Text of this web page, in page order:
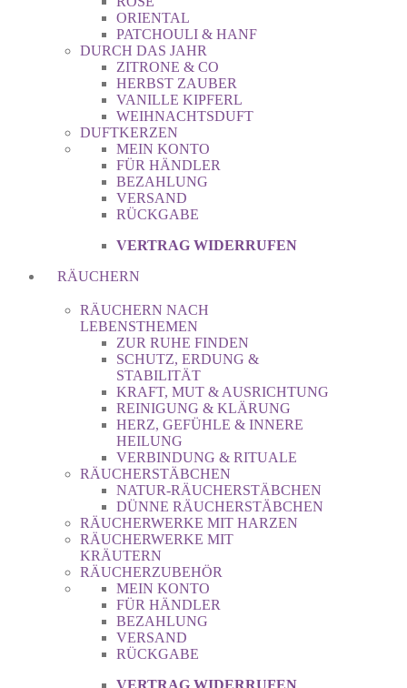
ORIENTAL
PATCHOULI & HANF
DURCH DAS JAHR
ZITRONE & CO
HERBST ZAUBER
VANILLE KIPFERL
WEIHNACHTSDUFT
DUFTKERZEN
MEIN KONTO
FÜR HÄNDLER
BEZAHLUNG
VERSAND
RÜCKGABE
VERTRAG WIDERRUFEN
RÄUCHERN
RÄUCHERN NACH
LEBENSTHEMEN
ZUR RUHE FINDEN
SCHUTZ, ERDUNG &
STABILITÄT
KRAFT, MUT & AUSRICHTUNG
REINIGUNG & KLÄRUNG
HERZ, GEFÜHLE & INNERE
HEILUNG
VERBINDUNG & RITUALE
RÄUCHERSTÄBCHEN
NATUR-RÄUCHERSTÄBCHEN
DÜNNE RÄUCHERSTÄBCHEN
RÄUCHERWERKE MIT HARZEN
RÄUCHERWERKE MIT
KRÄUTERN
RÄUCHERZUBEHÖR
MEIN KONTO
FÜR HÄNDLER
BEZAHLUNG
VERSAND
RÜCKGABE
VERTRAG WIDERRUFEN